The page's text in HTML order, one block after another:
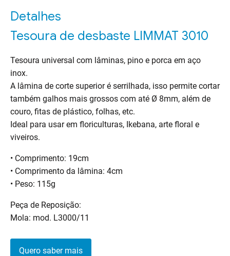
Detalhes
Tesoura de desbaste LIMMAT 3010
Tesoura universal com lâminas, pino e porca em aço
inox.
A lâmina de corte superior é serrilhada, isso permite cortar
também galhos mais grossos com até Ø 8mm, além de
couro, fitas de plástico, folhas, etc.
Ideal para usar em floriculturas, Ikebana, arte floral e
viveiros.
• Comprimento: 19cm
• Comprimento da lâmina: 4cm
• Peso: 115g
Peça de Reposição:
Mola: mod. L3000/11
Quero saber mais